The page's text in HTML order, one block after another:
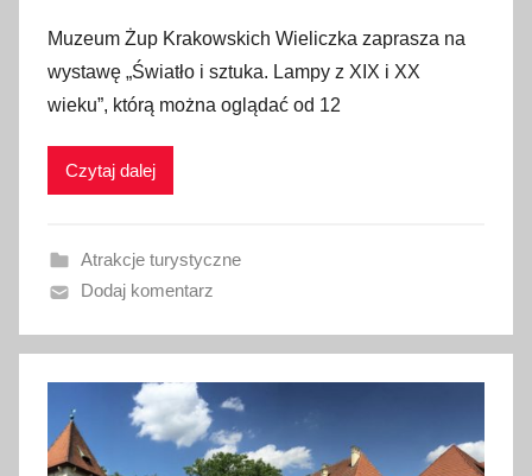
u
b
l
i
a
n
1
2
r
Muzeum Żup Krakowskich Wieliczka zaprasza na
wystawę „Światło i sztuka. Lampy z XIX i XX
wieku”, którą można oglądać od 12
Czytaj dalej
Atrakcje turystyczne
Dodaj komentarz